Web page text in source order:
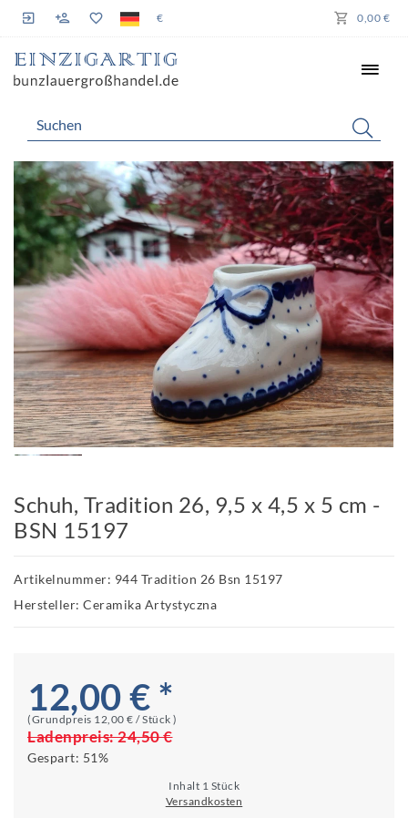
€ 0,00 €
Schuh, Tradition 26, 9,5 x 4,5 x 5 cm -
BSN 15197
Artikelnummer: 944 Tradition 26 Bsn 15197
Hersteller: Ceramika Artystyczna
12,00 € *
(Grundpreis 12,00 € / Stück )
Ladenpreis:24,50 €
Gespart: 51%
Inhalt 1 Stück
Versandkosten